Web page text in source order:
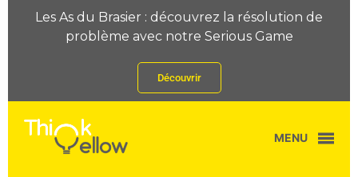
Les As du Brasier : découvrez la résolution de
problème avec notre Serious Game
Découvrir
MENU